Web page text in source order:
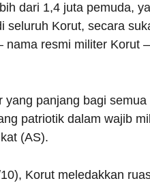
dari 1,4 juta pemuda,
seluruh Korut, secara
resmi militer Korut
panjang bagi
patriotik dalam wajib
(AS).
Korut meledakkan